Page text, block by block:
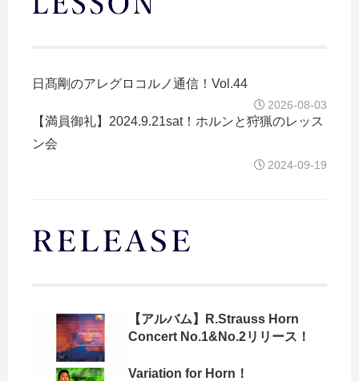
日髙剛のアレグロコルノ通信！Vol.44
2026-08-03
【満員御礼】2024.9.21sat！ホルンと狩猟のレッス
ン会
2024-09-19
【アルバム】R.Strauss Horn
Concert No.1&No.2リリース！
Variation for Horn！